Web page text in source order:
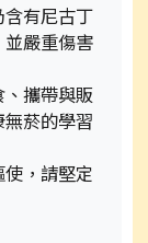
有尼古丁
嚴重傷害
攜帶與販
菸的學習
，請堅定